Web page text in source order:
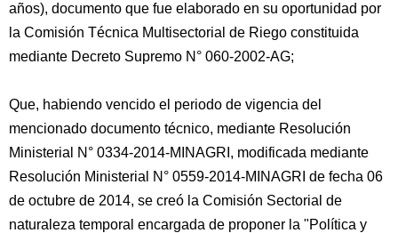
años), documento que fue elaborado en su oportunidad por
la Comisión Técnica Multisectorial de Riego constituida
mediante Decreto Supremo N° 060-2002-AG;
Que, habiendo vencido el periodo de vigencia del
mencionado documento técnico, mediante Resolución
Ministerial N° 0334-2014-MINAGRI, modificada mediante
Resolución Ministerial N° 0559-2014-MINAGRI de fecha 06
de octubre de 2014, se creó la Comisión Sectorial de
naturaleza temporal encargada de proponer la "Política y